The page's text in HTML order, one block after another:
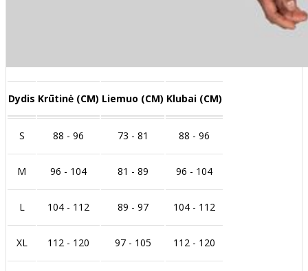
Dydis Krūtinė (CM) Liemuo (CM) Klubai (CM)
S 88 - 96 73 - 81 88 - 96
M 96 - 104 81 - 89 96 - 104
L 104 - 112 89 - 97 104 - 112
XL 112 - 120 97 - 105 112 - 120